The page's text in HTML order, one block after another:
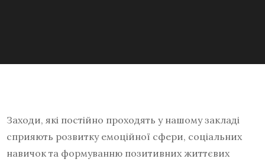
Заходи, які постійно проходять у нашому закладі
сприяють розвитку емоційної сфери, соціальних
навичок та формуванню позитивних життєвих